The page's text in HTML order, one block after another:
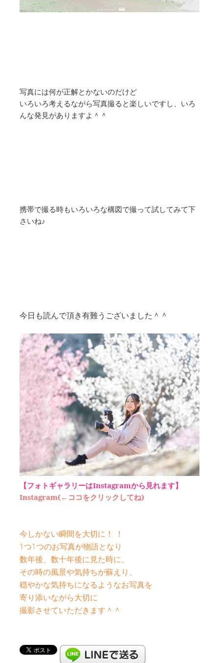
写真には何が正解とかないのだけど
いろいろ考えるながら写真撮ると楽しいですし、いろ
んな発見がありますよ＾＾
携帯で撮る時もいろいろな構図で撮って試してみて下
さいね♪
今日も読んで頂き有難うございました＾＾
【フォトギャラリーはInstagramから見れます】
Instagram(←ココをクリックしてね)
今しかない瞬間を大切に！ ！
1つ1つのお写真が物語となり
数年後、数十年後に見た時に、
その時の風景や気持ちが蘇えり、
穏やかな気持ちになるようなお写真を
寄り添いながら大切に
撮影させていただきます＾＾